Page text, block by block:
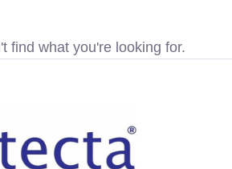
find what you're looking for.